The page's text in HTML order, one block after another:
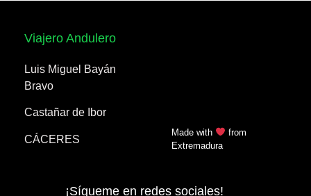
Viajero Andulero
Luis Miguel Bayán
Bravo
Castañar de Ibor
CÁCERES
Made with
from
Extremadura
¡Sígueme en redes sociales!